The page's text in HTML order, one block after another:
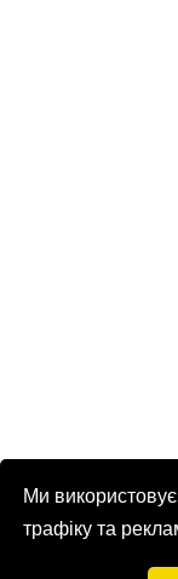
Ми
трафіку та
© Патріоти України